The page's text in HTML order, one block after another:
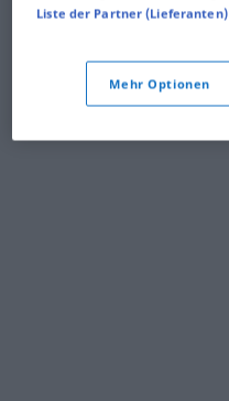
Liste der Partner (Lieferanten)
Mehr Optionen